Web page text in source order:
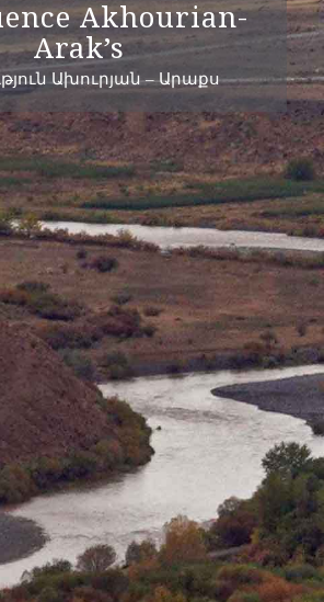
Akhourian-
Arak’s
Ախուրյան – Արաքս